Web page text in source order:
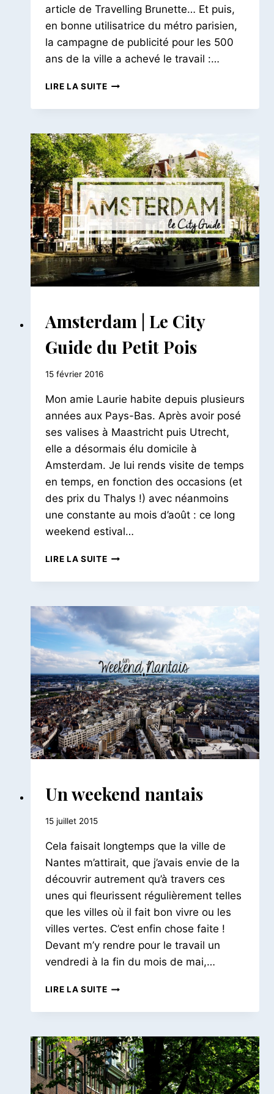
article de Travelling Brunette… Et puis,
en bonne utilisatrice du métro parisien,
la campagne de publicité pour les 500
ans de la ville a achevé le travail :…
LIRE LA SUITEUN
AU
AILLEURS
|
|
BAS
Amsterdam | Le City
Guide du Petit Pois
Par
Petit
Pois
15 février 2016
Mon amie Laurie habite depuis plusieurs
années aux Pays-Bas. Après avoir posé
ses valises à Maastricht puis Utrecht,
elle a désormais élu domicile à
Amsterdam. Je lui rends visite de temps
en temps, en fonction des occasions (et
des prix du Thalys !) avec néanmoins
une constante au mois d’août : ce long
weekend estival…
LIRE LA SUITEAMSTERDAM
LE
GUIDE
PETIT
POIS
AILLEURS
|
Un weekend nantais
Par
Petit
Pois
15 juillet 2015
Cela faisait longtemps que la ville de
Nantes m’attirait, que j’avais envie de la
découvrir autrement qu’à travers ces
unes qui fleurissent régulièrement telles
que les villes où il fait bon vivre ou les
villes vertes. C’est enfin chose faite !
Devant m’y rendre pour le travail un
vendredi à la fin du mois de mai,…
LIRE LA SUITEUN
NANTAIS